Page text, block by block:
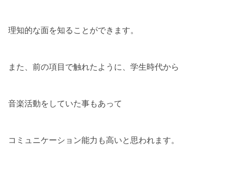
理知的な面を知ることができます。
また、前の項目で触れたように、学生時代から
音楽活動をしていた事もあって
コミュニケーション能力も高いと思われます。